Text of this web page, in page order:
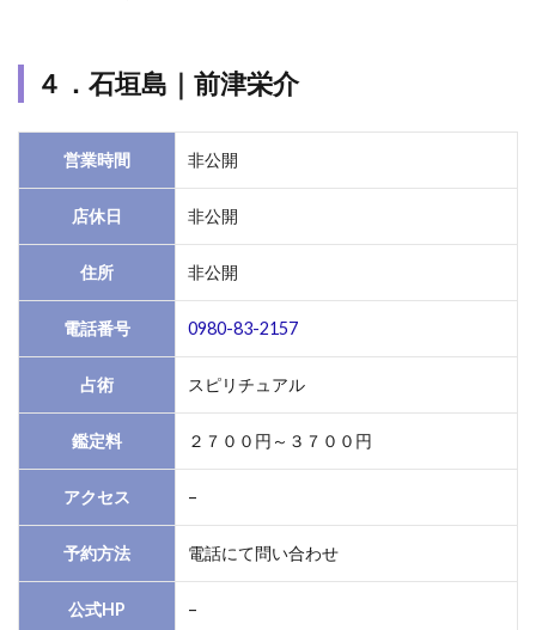
４．石垣島｜前津栄介
営業時間 非公開
店休日 非公開
住所 非公開
電話番号 0980-83-2157
占術 スピリチュアル
鑑定料 ２７００円～３７００円
アクセス –
予約方法 電話にて問い合わせ
公式HP –